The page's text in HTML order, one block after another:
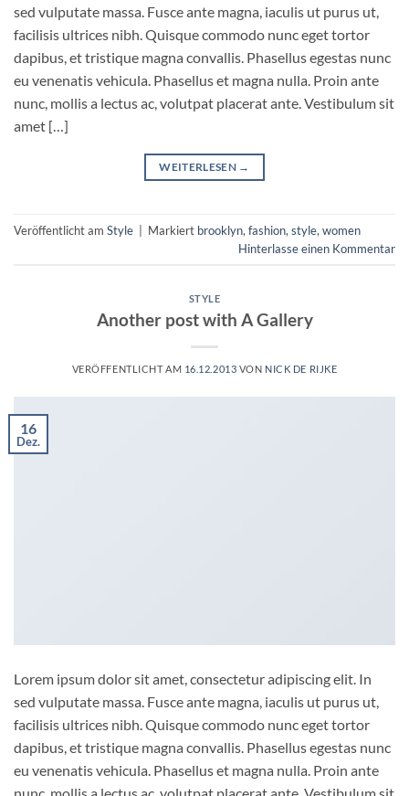
sed vulputate massa. Fusce ante magna, iaculis ut purus ut,
facilisis ultrices nibh. Quisque commodo nunc eget tortor
dapibus, et tristique magna convallis. Phasellus egestas nunc
eu venenatis vehicula. Phasellus et magna nulla. Proin ante
nunc, mollis a lectus ac, volutpat placerat ante. Vestibulum sit
amet […]
WEITERLESEN →
Veröffentlicht am Style Markiert brooklyn, fashion, style, women
Hinterlasse einen Kommentar
STYLE
Another post with A Gallery
VERÖFFENTLICHT AM 16.12.2013 VON NICK DE RIJKE
16
Dez.
Lorem ipsum dolor sit amet, consectetur adipiscing elit. In
sed vulputate massa. Fusce ante magna, iaculis ut purus ut,
facilisis ultrices nibh. Quisque commodo nunc eget tortor
dapibus, et tristique magna convallis. Phasellus egestas nunc
eu venenatis vehicula. Phasellus et magna nulla. Proin ante
nunc, mollis a lectus ac, volutpat placerat ante. Vestibulum sit